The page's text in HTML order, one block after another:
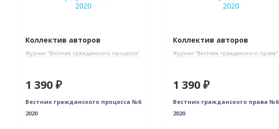
Коллектив авторов
Журнал "Вестник гражданского процесса"
1 390 ₽
Вестник гражданского процесса №6
2020
Коллектив авторов
Журнал "Вестник гражданского права"
1 390 ₽
Вестник гражданского права №6
2020